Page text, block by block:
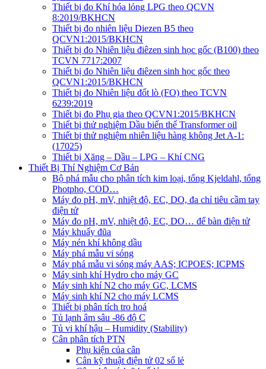
Thiết bị đo Khí hóa lỏng LPG theo QCVN
8:2019/BKHCN
Thiết bị đo nhiên liệu Diezen B5 theo
QCVN1:2015/BKHCN
Thiết bị đo Nhiên liệu điêzen sinh học gốc (B100) theo
TCVN 7717:2007
Thiết bị đo Nhiên liệu điêzen sinh học gốc theo
QCVN1:2015/BKHCN
Thiết bị đo Nhiên liệu đốt lò (FO) theo TCVN
6239:2019
Thiết bị đo Phụ gia theo QCVN1:2015/BKHCN
Thiết bị thử nghiệm Dầu biến thế Transformer oil
Thiết bị thử nghiệm nhiên liệu hàng không Jet A-1:
(17025)
Thiết bị Xăng – Dầu – LPG – Khí CNG
Thiết Bị Thí Nghiệm Cơ Bản
Bộ phá mẫu cho phân tích kim loại, tổng Kjeldahl, tổng
Photpho, COD…
Máy đo pH, mV, nhiệt độ, EC, DO, đa chỉ tiêu cầm tay
điện tử
Máy đo pH, mV, nhiệt độ, EC, DO… để bàn điện tử
Máy khuấy đũa
Máy nén khí không dầu
Máy phá mẫu vi sóng
Máy phá mẫu vi sóng máy AAS; ICPOES; ICPMS
Máy sinh khí Hydro cho máy GC
Máy sinh khí N2 cho máy GC, LCMS
Máy sinh khí N2 cho máy LCMS
Thiết bị phân tích tro hoá
Tủ lạnh âm sâu -86 độ C
Tủ vi khí hậu – Humidity (Stability)
Cân phân tích PTN
Phụ kiện của cân
Cân kỹ thuật điện tử 02 số lẻ